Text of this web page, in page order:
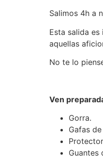
Salimos 4h a
Esta salida
aquellas
No te lo
Ven
Gorra.
Gafas
Guantes